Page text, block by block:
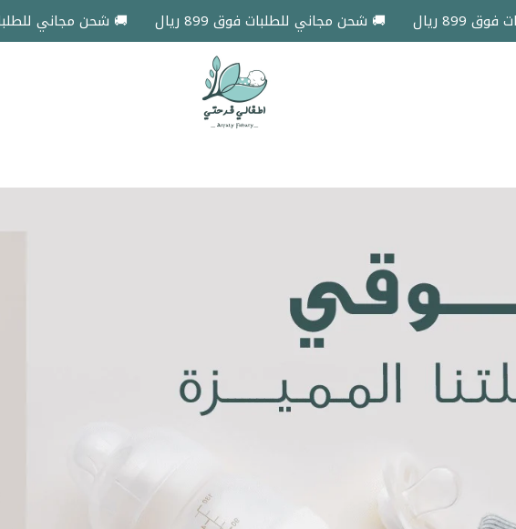
🚚 شحن مجاني للطلبات فوق 899 ريال 🚚 شحن مجاني للطلبات فوق 899 ريال
اطفالي فرحتي